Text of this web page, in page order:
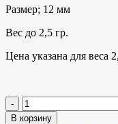
Размер; 12 мм
Вес до 2,5 гр.
Цена указана для веса
В корзину